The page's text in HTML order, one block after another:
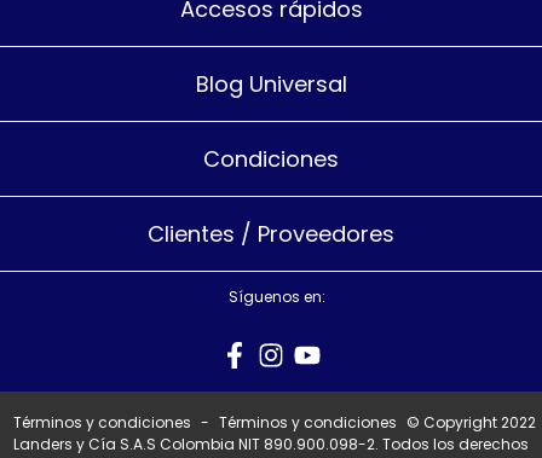
Accesos rápidos
Blog Universal
Condiciones
Clientes / Proveedores
Síguenos en:
Términos y condiciones - Términos y condiciones © Copyright 2022
Landers y Cía S.A.S Colombia NIT 890.900.098-2. Todos los derechos